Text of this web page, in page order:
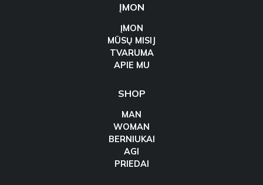
ĮMON
ĮMON
MŪSŲ MISIJ
TVARUMA
APIE MU
SHOP
MAN
WOMAN
BERNIUKAI
AGI
PRIEDAI